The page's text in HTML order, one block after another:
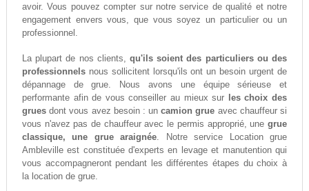
avoir. Vous pouvez compter sur notre service de qualité et notre
engagement envers vous, que vous soyez un particulier ou un
professionnel.
La plupart de nos clients, qu'ils soient des particuliers ou des
professionnelsnous sollicitent lorsqu'ils ont un besoin urgent de
dépannage de grue. Nous avons une équipe sérieuse et
performante afin de vous conseiller au mieux sur
les choix des
gruesdont vous avez besoin : uncamion grue avec chauffeur si
vous n'avez pas de chauffeur avec le permis approprié, unegrue
classique, une grue araignée. Notre service Location grue
Ambleville est constituée d'experts en levage et manutention qui
vous accompagneront pendant les différentes étapes du choix à
la location de grue.